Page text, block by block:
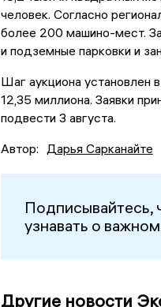
человек. Согласно
более 200 машино-мест.
и подземные парковки и
Шаг аукциона установлен
12,35 миллиона. Заявки
подвести 3 августа.
Автор: Дарья Сарканайте
Подписывайтесь,
узнавать о
Другие новости